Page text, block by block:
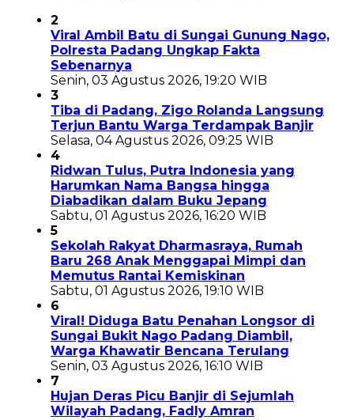
2
Viral Ambil Batu di Sungai Gunung Nago,
Polresta Padang Ungkap Fakta
Sebenarnya
Senin, 03 Agustus 2026, 19:20 WIB
3
Tiba di Padang, Zigo Rolanda Langsung
Terjun Bantu Warga Terdampak Banjir
Selasa, 04 Agustus 2026, 09:25 WIB
4
Ridwan Tulus, Putra Indonesia yang
Harumkan Nama Bangsa hingga
Diabadikan dalam Buku Jepang
Sabtu, 01 Agustus 2026, 16:20 WIB
5
Sekolah Rakyat Dharmasraya, Rumah
Baru 268 Anak Menggapai Mimpi dan
Memutus Rantai Kemiskinan
Sabtu, 01 Agustus 2026, 19:10 WIB
6
Viral! Diduga Batu Penahan Longsor di
Sungai Bukit Nago Padang Diambil,
Warga Khawatir Bencana Terulang
Senin, 03 Agustus 2026, 16:10 WIB
7
Hujan Deras Picu Banjir di Sejumlah
Wilayah Padang, Fadly Amran